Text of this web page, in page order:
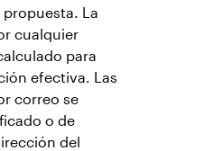
La
cualquier
para
efectiva. Las
correo se
o de
del